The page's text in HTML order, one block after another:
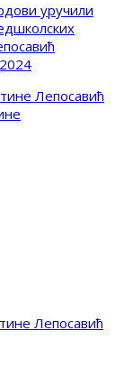
уручили
Лепосавић